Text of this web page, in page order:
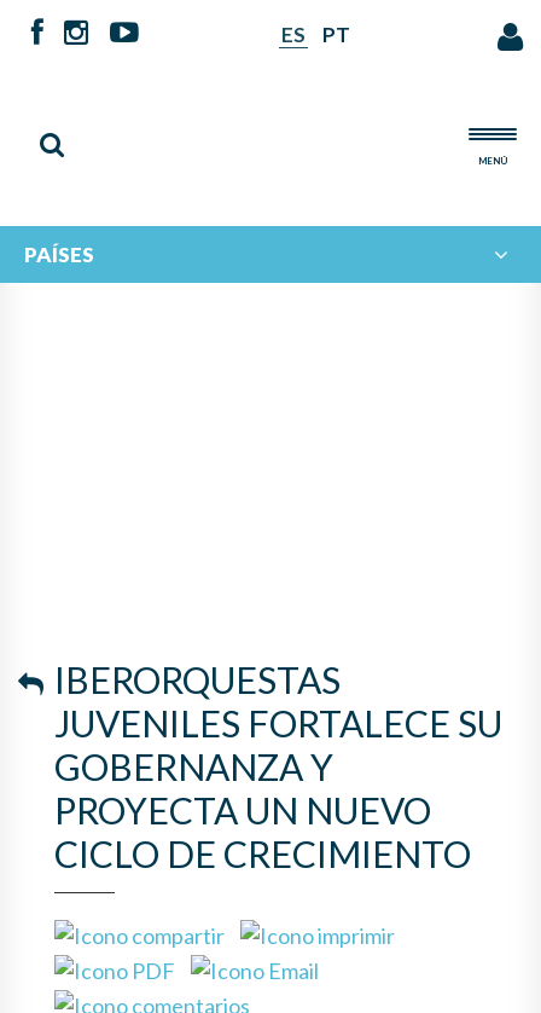
ES PT
MENÚ
PAÍSES
IBERORQUESTAS
JUVENILES FORTALECE SU
GOBERNANZA Y
PROYECTA UN NUEVO
CICLO DE CRECIMIENTO